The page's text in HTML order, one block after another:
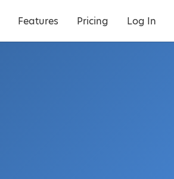
Features Pricing Log In